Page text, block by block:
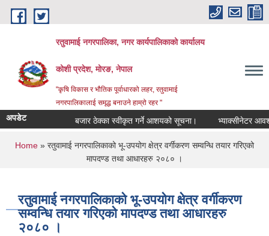
Skip to main content
रतुवामाई नगरपालिका, नगर कार्यपालिकाको कार्यालय
कोशी प्रदेश, मोरङ, नेपाल
"कृषि विकास र भौतिक पूर्वाधारको लहर, रतुवामाई
नगरपालिकालाई समृद्ध बनाउने हाम्रो रहर "
अपडेट बजार ठेक्का स्वीकृत गर्ने आशयको सूचना। भ्याक्सीनेटर
You are here
Home » रतुवामाई नगरपालिकाको भू-उपयोग क्षेत्र वर्गीकरण सम्वन्धि तयार गरिएको
मापदण्ड तथा आधारहरु २०८० ।
रतुवामाई नगरपालिकाको भू-उपयोग क्षेत्र वर्गीकरण
सम्वन्धि तयार गरिएको मापदण्ड तथा आधारहरु
२०८० ।